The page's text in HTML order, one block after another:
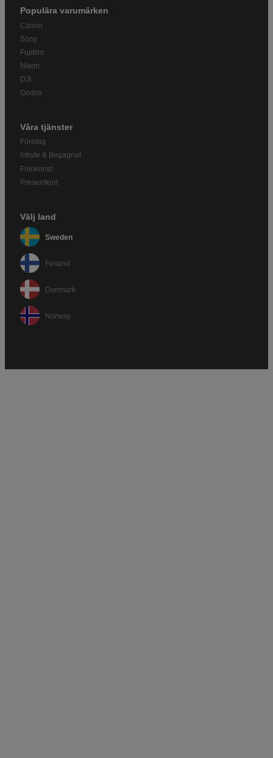
Populära varumärken
Canon
Sony
Fujifilm
Nikon
DJI
Godox
Våra tjänster
Företag
Inbyte & Begagnat
Fotokonst
Presentkort
Välj land
Sweden
Finland
Denmark
Norway